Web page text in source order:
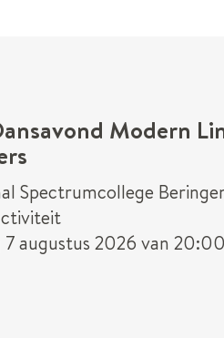
Modern
Spectrumcollege
augustus 2026 van 20:00